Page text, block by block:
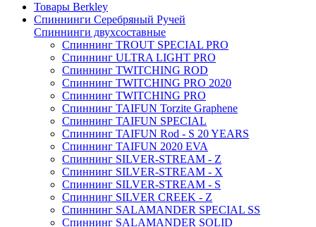
Товары Berkley
Спиннинги Серебряный Ручей
Спиннинги двухсоставные
Спиннинг TROUT SPECIAL PRO
Спиннинг ULTRA LIGHT PRO
Спиннинг TWITCHING ROD
Спиннинг TWITCHING PRO 2020
Спиннинг TWITCHING PRO
Спиннинг TAIFUN Torzite Graphene
Спиннинг TAIFUN SPECIAL
Спиннинг TAIFUN Rod - S 20 YEARS
Спиннинг TAIFUN 2020 EVA
Спиннинг SILVER-STREAM - Z
Спиннинг SILVER-STREAM - X
Спиннинг SILVER-STREAM - S
Спиннинг SILVER CREEK - Z
Спиннинг SALAMANDER SPECIAL SS
Спиннинг SALAMANDER SOLID